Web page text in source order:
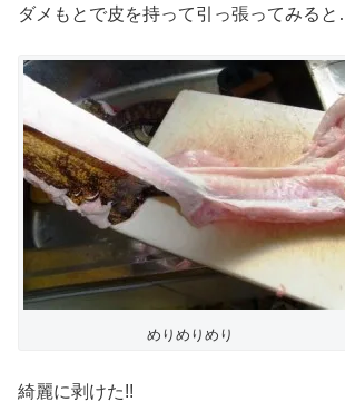
ダメもとで皮を持って引っ張ってみる
めりめりめり
綺麗に剥けた!!